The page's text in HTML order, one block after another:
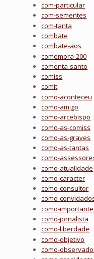
com-particular
com-sementes
com-tanta
combate
combate-aos
comemora-200
comenta-santo
comiss
comit
como-aconteceu
como-amigo
como-arcebispo
como-as-comiss
como-as-graves
como-as-tantas
como-
como-atualidade
como-caracter
como-consultor
como-
como-importante
como-jornalista
como-liberdade
como-objetivo
como-